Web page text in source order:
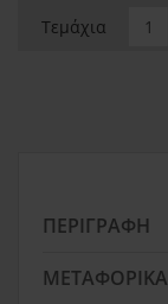
Τεμάχια
ΠΕΡΙΓΡΑΦΉ
ΜΕΤΑΦΟΡΙΚΆ